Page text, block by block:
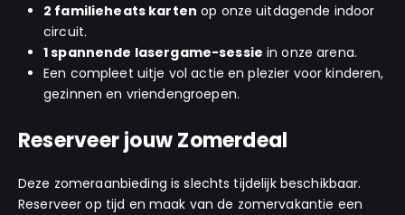
2 familieheats karten op onze uitdagende indoor
circuit.
1 spannende lasergame-sessie in onze arena.
Een compleet uitje vol actie en plezier voor kinderen,
gezinnen en vriendengroepen.
Reserveer jouw Zomerdeal
Deze zomeraanbieding is slechts tijdelijk beschikbaar.
Reserveer op tijd en maak van de zomervakantie een